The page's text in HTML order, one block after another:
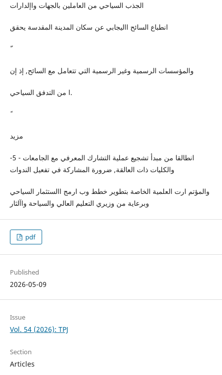
الجذب السياحي من العاملين بالجهات واإلدارات
انطباع السائح االيجابي عن سكان المدينة المقدسة يحقق
والمؤسسات الرسمية وغير الرسمية التي تتعامل مع السائح, إذ إن
ا من التدفق السياحي.
مزيد
-5 - انطالقا من مبدأ تشجيع عملية التشارك المعرفي مع الجامعات
والكليات ذات العالقة, ضرورة المشاركة في تفعيل الندوات
والمؤتم ارت العلمية الخاصة بتطوير خطط وب ارمج االستثمار السياحي
وبرعاية من وزيري التعليم العالي والسياحة واآلثار
pdf
Published
2026-05-09
Issue
Vol. 54 (2026): TPJ
Section
Articles